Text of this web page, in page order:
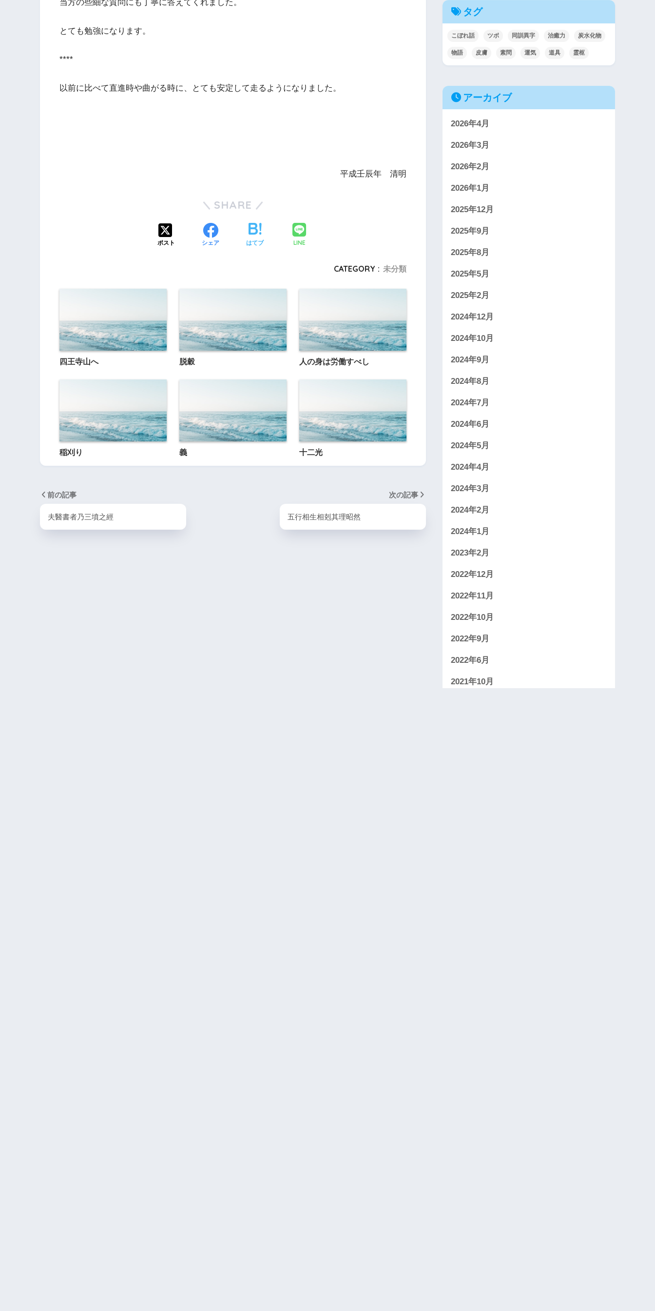
当方の些細な質問にも丁寧に答えてくれました。
とても勉強になります。
****
以前に比べて直進時や曲がる時に、とても安定して走るようになりました。
平成壬辰年 清明
SHARE
ポスト シェア はてブ LINE
CATEGORY : 未分類
四王寺山へ 脱穀 人の身は労働すべし
稲刈り 義 十二光
前の記事
夫醫書者乃三墳之經
次の記事
五行相生相剋其理昭然
タグ
こぼれ話 ツボ 同訓異字 治癒力 炭水化物
物語 皮膚 素問 運気 道具 霊枢
アーカイブ
2026年4月
2026年3月
2026年2月
2026年1月
2025年12月
2025年9月
2025年8月
2025年5月
2025年2月
2024年12月
2024年10月
2024年9月
2024年8月
2024年7月
2024年6月
2024年5月
2024年4月
2024年3月
2024年2月
2024年1月
2023年2月
2022年12月
2022年11月
2022年10月
2022年9月
2022年6月
2021年10月